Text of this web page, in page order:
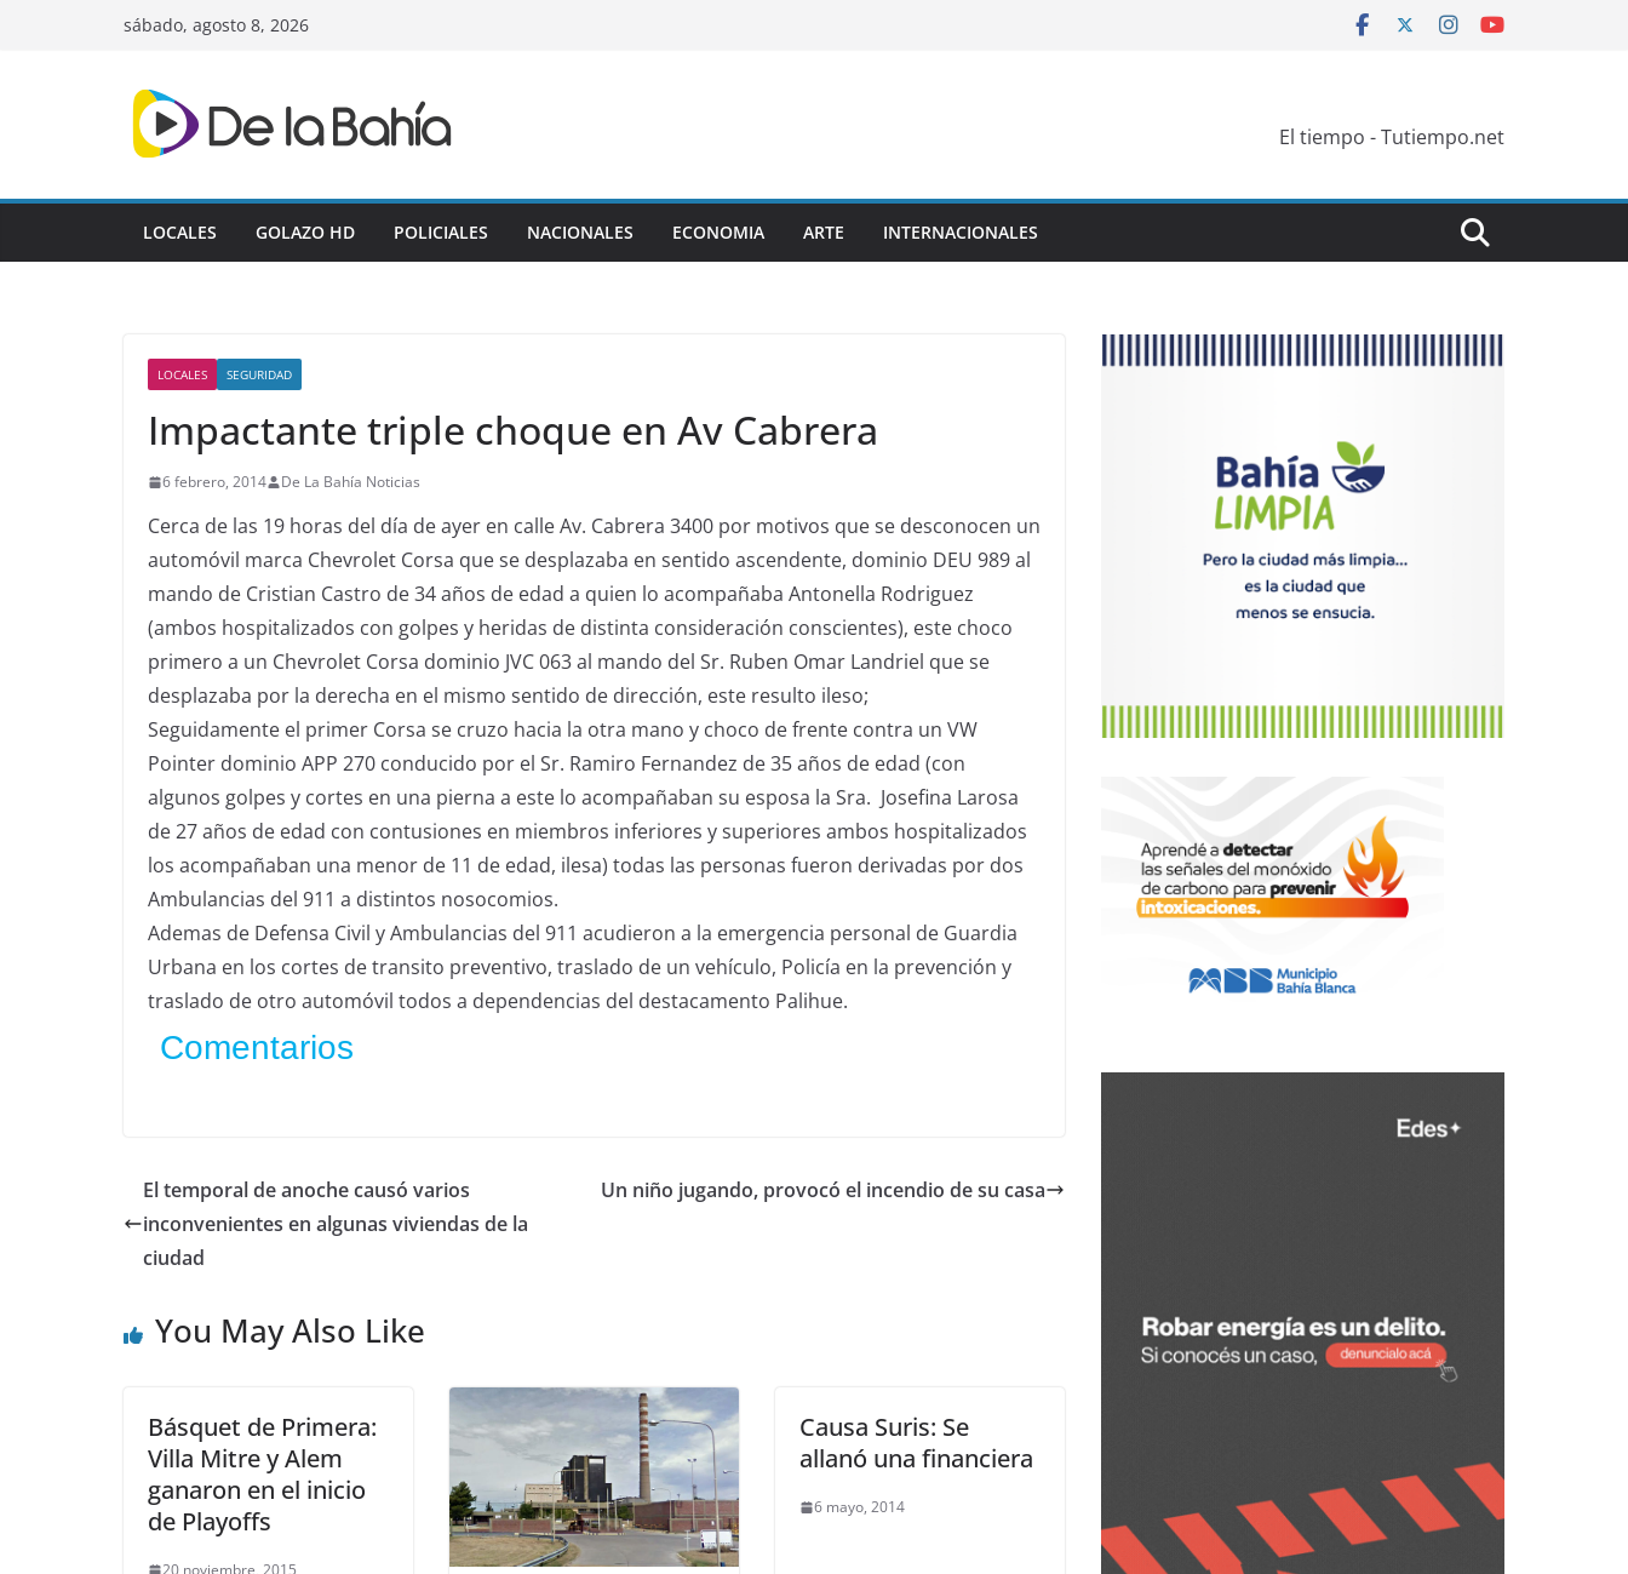
sábado, agosto 8, 2026
El tiempo - Tutiempo.net
LOCALES GOLAZO HD POLICIALES NACIONALES ECONOMIA ARTE INTERNACIONALES
LOCALES SEGURIDAD
Impactante triple choque en Av Cabrera
6 febrero, 2014 De La Bahía Noticias
Cerca de las 19 horas del día de ayer en calle Av. Cabrera 3400 por motivos que se desconocen un
automóvil marca Chevrolet Corsa que se desplazaba en sentido ascendente, dominio DEU 989 al
mando de Cristian Castro de 34 años de edad a quien lo acompañaba Antonella Rodriguez
(ambos hospitalizados con golpes y heridas de distinta consideración conscientes), este choco
primero a un Chevrolet Corsa dominio JVC 063 al mando del Sr. Ruben Omar Landriel que se
desplazaba por la derecha en el mismo sentido de dirección, este resulto ileso;
Seguidamente el primer Corsa se cruzo hacia la otra mano y choco de frente contra un VW
Pointer dominio APP 270 conducido por el Sr. Ramiro Fernandez de 35 años de edad (con
algunos golpes y cortes en una pierna a este lo acompañaban su esposa la Sra. Josefina Larosa
de 27 años de edad con contusiones en miembros inferiores y superiores ambos hospitalizados
los acompañaban una menor de 11 de edad, ilesa) todas las personas fueron derivadas por dos
Ambulancias del 911 a distintos nosocomios.
Ademas de Defensa Civil y Ambulancias del 911 acudieron a la emergencia personal de Guardia
Urbana en los cortes de transito preventivo, traslado de un vehículo, Policía en la prevención y
traslado de otro automóvil todos a dependencias del destacamento Palihue.
Comentarios
El temporal de anoche causó varios
inconvenientes en algunas viviendas de la
ciudad
Un niño jugando, provocó el incendio de su casa
You May Also Like
Básquet de Primera:
Villa Mitre y Alem
ganaron en el inicio
de Playoffs
20 noviembre, 2015
Causa Suris: Se
allanó una financiera
6 mayo, 2014